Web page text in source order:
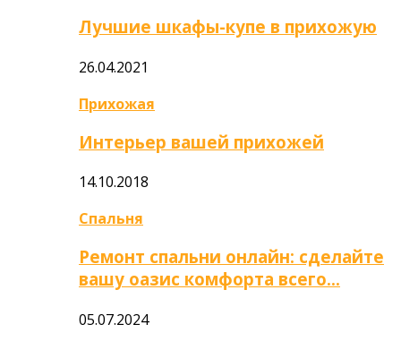
Лучшие шкафы-купе в прихожую
26.04.2021
Прихожая
Интерьер вашей прихожей
14.10.2018
Спальня
Ремонт спальни онлайн: сделайте
вашу оазис комфорта всего…
05.07.2024